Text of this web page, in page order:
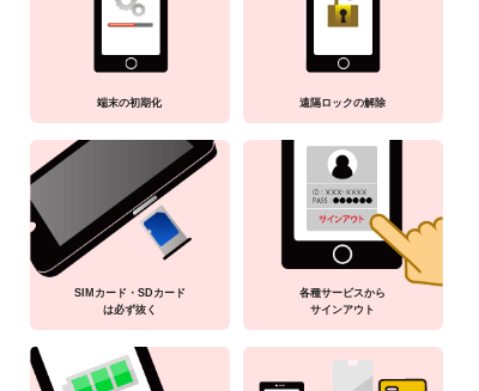
端末の初期化 遠隔ロックの解除
SIMカード・SDカード
は必ず抜く
各種サービスから
サインアウト